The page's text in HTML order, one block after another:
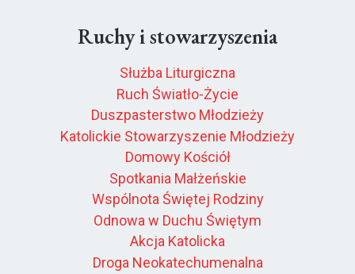
Ruchy i stowarzyszenia
Służba Liturgiczna
Ruch Światło-Życie
Duszpasterstwo Młodzieży
Katolickie Stowarzyszenie Młodzieży
Domowy Kościół
Spotkania Małżeńskie
Wspólnota Świętej Rodziny
Odnowa w Duchu Świętym
Akcja Katolicka
Droga Neokatechumenalna